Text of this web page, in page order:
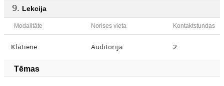
Lekcija
Modalitāte Norises vieta Kontaktstundas
Klātiene Auditorija 2
Tēmas